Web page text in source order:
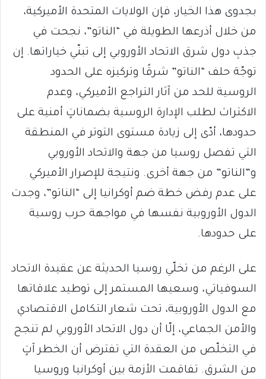
بجدوى هذا الخيار، فإن الولايات المتحدة الأميركية،
من خلال أذرعها الطويلة في “الناتو”، نجحت في
جذبِ دول شرق الاتحاد الأوروبي إلى تبنّي خياراتها. إن
توجّهَ حلف “الناتو” شرقًا وتركيزه على الحدود
الروسية للحد من آثار التراجع الأميركي، وعدم
الاكتراث لطلب الإدارة الروسية بضماناتٍ أمنية على
حدودها، أدّى إلى زيادة مستوى التوتر في المنطقة
التي تفصل روسيا من جهة والاتحاد الأوروبي
و”الناتو” من جهة أخرى. ونتيجة للإصرار الأميركي
على عدم رفض خطة ضم أوكرانيا إلى “الناتو”، وجدت
الدول الأوروبية نفسها في مواجهة حرب روسية
على حدودها.
على الرغم من تخلّي روسيا الحديثة عن عقيدة الاتحاد
السوفياتي، وسعيها المستمر إلى توطيد علاقاتها
مع الدول الأوروبية، تحت شعار التكامل الاقتصادي
والأمن الجماعي، إلّا أن دول الاتحاد الأوروبي لم تنجح
في التخلّص من العقدة التي تفترض أن الخطر آتٍ
من الشرق. تفاقمت الأزمة بين أوكرانيا وروسيا